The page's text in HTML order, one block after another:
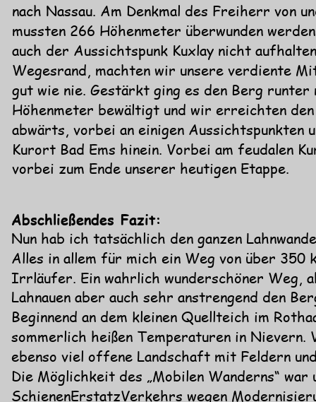
nach Nassau. Am Denkmal des Freiherr von
mussten 266 Höhenmeter überwunden
auch der Aussichtspunk Kuxlay nicht
Wegesrand, machten wir unsere verdiente
gut wie nie. Gestärkt ging es den Berg
Höhenmeter bewältigt und wir erreichten
abwärts, vorbei an einigen
Kurort Bad Ems hinein. Vorbei am feudalen
vorbei zum Ende unserer heutigen Etappe.
Abschließendes Fazit:
Nun hab ich tatsächlich den ganzen
Alles in allem für mich ein Weg von über 350
Irrläufer. Ein wahrlich wunderschöner Weg,
Lahnauen aber auch sehr anstrengend den
Beginnend an dem kleinen Quellteich im
sommerlich heißen Temperaturen in
ebenso viel offene Landschaft mit Feldern
Die Möglichkeit des „Mobilen Wanderns“
SchienenErstatzVerkehrs wegen